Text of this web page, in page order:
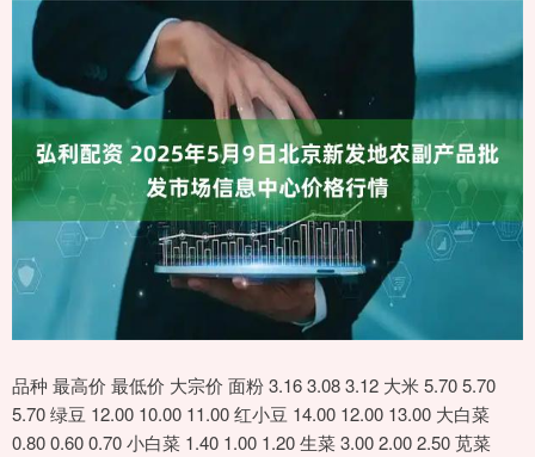
品种 最高价 最低价 大宗价 面粉 3.16 3.08 3.12 大米 5.70 5.70
5.70 绿豆 12.00 10.00 11.00 红小豆 14.00 12.00 13.00 大白菜
0.80 0.60 0.70 小白菜 1.40 1.00 1.20 生菜 3.00 2.00 2.50 苋菜